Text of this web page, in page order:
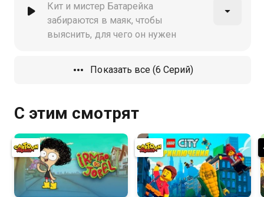
Кит и мистер Батарейка
забираются в маяк, чтобы
выяснить, для чего он нужен
Показать все (6 Серий)
С этим смотрят